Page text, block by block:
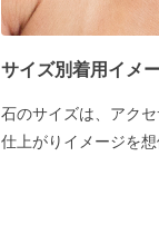
サイズ別着用イメ
石のサイズは、アク
仕上がりイメージを想